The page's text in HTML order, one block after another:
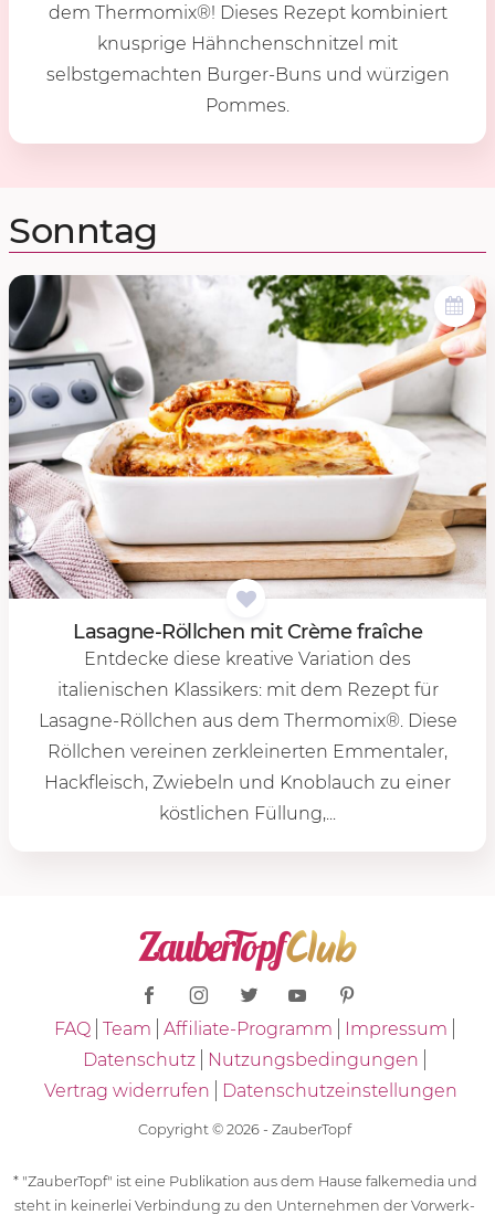
dem Thermomix®! Dieses Rezept kombiniert
knusprige Hähnchenschnitzel mit
selbstgemachten Burger-Buns und würzigen
Pommes.
Sonntag
Lasa­gne-Röll­chen mit Crème fraîche
Entdecke diese kreative Variation des
italienischen Klassikers: mit dem Rezept für
Lasagne-Röllchen aus dem Thermomix®. Diese
Röllchen vereinen zerkleinerten Emmentaler,
Hackfleisch, Zwiebeln und Knoblauch zu einer
köstlichen Füllung,...
FAQ Team Affiliate-Programm
Impressum
Datenschutz
Nutzungsbedingungen
Vertrag widerrufen
Datenschutzeinstellungen
Copyright © 2026 - ZauberTopf
* "ZauberTopf" ist eine Publikation aus dem Hause falkemedia und
steht in keinerlei Verbindung zu den Unternehmen der Vorwerk-